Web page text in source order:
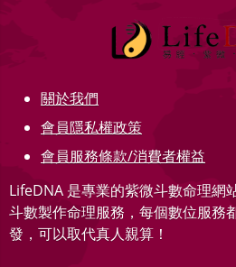
關於我們
會員隱私權政策
會員服務條款/消費者權益
LifeDNA 是專業的紫微斗數命理網
斗數製作命理服務，每個數位服務
發，可以取代真人親算！